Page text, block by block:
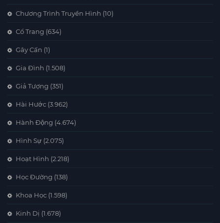
Chương Trình Truyền Hình (10)
Cổ Trang (634)
Gây Cấn (1)
Gia Đình (1.508)
Giả Tượng (351)
Hài Hước (3.962)
Hành Động (4.674)
Hình Sự (2.075)
Hoạt Hình (2.218)
Học Đường (138)
Khoa Học (1.598)
Kinh Dị (1.678)